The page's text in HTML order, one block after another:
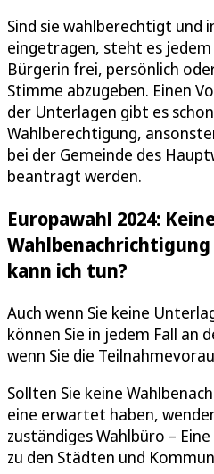
Sind sie wahlberechtigt und
eingetragen, steht es
Bürgerin frei, persönlich
Stimme abzugeben. Einen
der Unterlagen gibt es
Wahlberechtigung,
bei der Gemeinde des
beantragt werden.
Europawahl 2024:
kann ich tun?
Auch wenn Sie keine
können Sie in jedem Fall an
wenn Sie die
Sollten Sie keine
eine erwartet haben,
zuständiges Wahlbüro –
zu den Städten und